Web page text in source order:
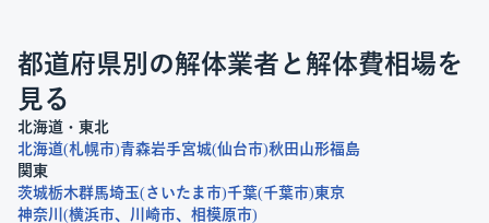
都道府県別の解体業者と解体費相場を
見る
北海道・東北
北海道 札幌市 青森岩手宮城 仙台市 秋田 山形福島
関東
茨城栃木群馬埼玉 さいたま市 千葉 千葉市 東京
神奈川
横浜市 川崎市
相模原市